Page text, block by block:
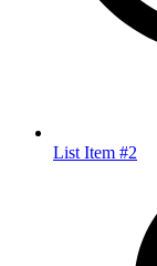
List Item #2